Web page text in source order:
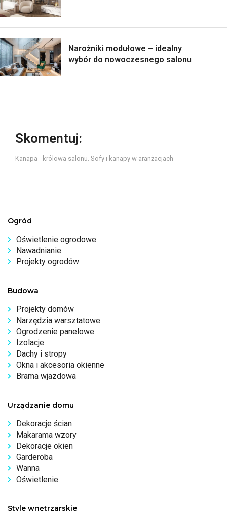
Narożniki modułowe – idealny
wybór do nowoczesnego salonu
Skomentuj:
Kanapa - królowa salonu. Sofy i kanapy w aranżacjach
Ogród
Oświetlenie ogrodowe
Nawadnianie
Projekty ogrodów
Budowa
Projekty domów
Narzędzia warsztatowe
Ogrodzenie panelowe
Izolacje
Dachy i stropy
Okna i akcesoria okienne
Brama wjazdowa
Urządzanie domu
Dekoracje ścian
Makarama wzory
Dekoracje okien
Garderoba
Wanna
Oświetlenie
Style wnętrzarskie